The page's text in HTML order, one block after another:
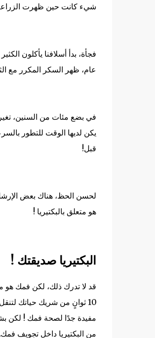
شيء كانت حين ظهرت الزراعة منذ
فجأة، بدأ أسلافنا يأكلون
عام، ظهر السكر المكرر مع
في بضع مئات من السنين،
يكن لديها الوقت للتطور
قبل!
لحسن الحظ، هناك بعض
هو متعلق بالبكتيريا !
البكتيريا صديقتك !
قد لا تدرك ذلك، لكن فمك هو
10 ثوانٍ من شريك حياتك لتنقل لبعضكما البعض 80 مليون بكتيريا.
مفيدة جدًا لصحة فمك ! لكن
من البكتيريا داخل تجويف